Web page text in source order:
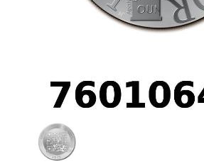
produit